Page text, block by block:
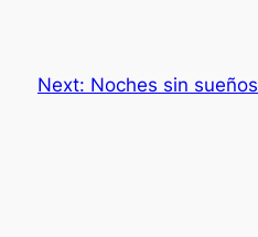
Next: Noches sin sueños